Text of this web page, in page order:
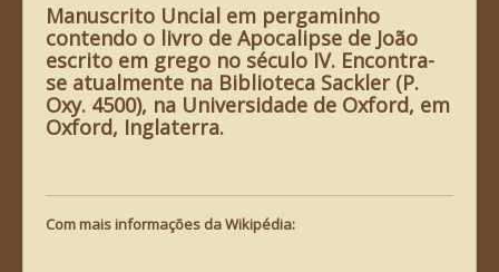
Manuscrito Uncial em pergaminho
contendo o livro de Apocalipse de João
escrito em grego no século IV. Encontra-
se atualmente na Biblioteca Sackler (P.
Oxy. 4500), na Universidade de Oxford, em
Oxford, Inglaterra.
Com mais informações da Wikipédia: